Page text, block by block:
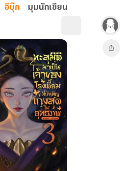
อีบุ๊ก มุมนักเขียน